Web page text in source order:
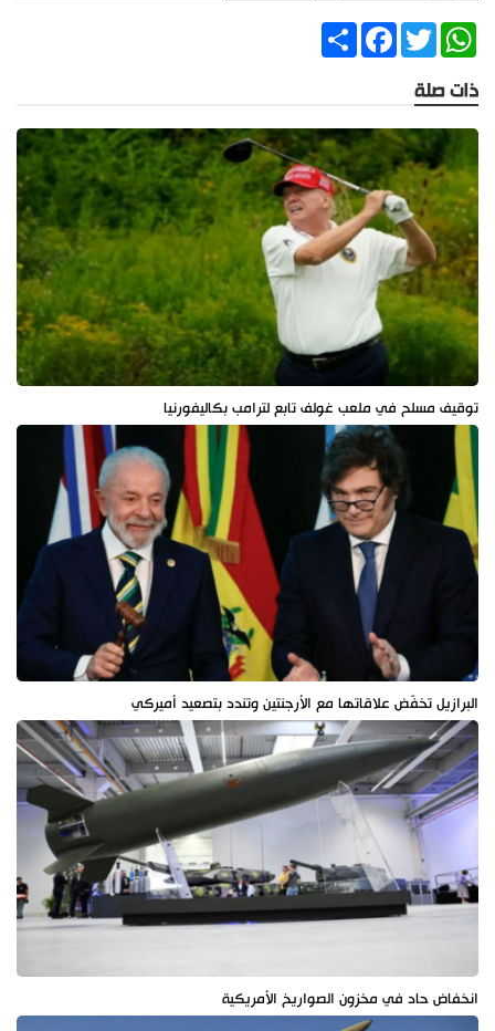
ShareFacebookTwitter
WhatsApp
ذات صلة
توقيف مسلح في ملعب غولف تابع لترامب بكاليفورنيا
البرازيل تخفّض علاقاتها مع الأرجنتين وتندد بتصعيد أميركي
انخفاض حاد في مخزون الصواريخ الأمريكية